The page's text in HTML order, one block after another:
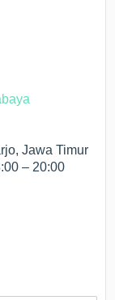
Jawa Timur
– 20:00